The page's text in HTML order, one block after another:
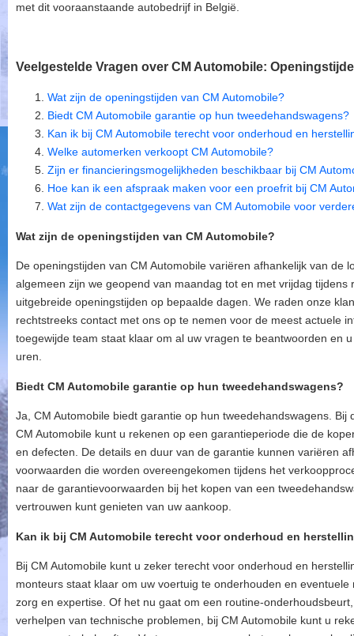
met dit vooraanstaande autobedrijf in België.
Veelgestelde Vragen over CM Automobile:
Wat zijn de openingstijden van CM Automobile?
Biedt CM Automobile garantie op hun tweedehandswagens?
Kan ik bij CM Automobile terecht voor onderhoud en
Welke automerken verkoopt CM Automobile?
Zijn er financieringsmogelijkheden beschikbaar bij CM
Hoe kan ik een afspraak maken voor een proefrit bij CM
Wat zijn de contactgegevens van CM Automobile voor
Wat zijn de openingstijden van CM Automobile?
De openingstijden van CM Automobile variëren afhankelijk van de
algemeen zijn we geopend van maandag tot en met vrijdag
uitgebreide openingstijden op bepaalde dagen. We raden onze
rechtstreeks contact met ons op te nemen voor de meest actuele
toegewijde team staat klaar om al uw vragen te beantwoorden en
uren.
Biedt CM Automobile garantie op hun tweedehandswagens?
Ja, CM Automobile biedt garantie op hun tweedehandswagens.
CM Automobile kunt u rekenen op een garantieperiode die de
en defecten. De details en duur van de garantie kunnen variëren
voorwaarden die worden overeengekomen tijdens het
naar de garantievoorwaarden bij het kopen van een
vertrouwen kunt genieten van uw aankoop.
Kan ik bij CM Automobile terecht voor onderhoud en
Bij CM Automobile kunt u zeker terecht voor onderhoud en
monteurs staat klaar om uw voertuig te onderhouden en
zorg en expertise. Of het nu gaat om een routine-
verhelpen van technische problemen, bij CM Automobile kunt u